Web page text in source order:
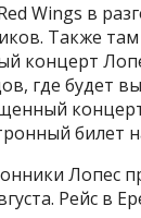
Wings в
Также
концерт
где будет
билет
Лопес
Рейс в